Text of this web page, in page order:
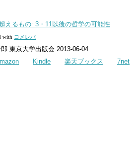
えるもの: 3・11以後の哲学の可能性
with ヨメレバ
東京大学出版会 2013-06-04
Kindle 楽天ブックス 7net